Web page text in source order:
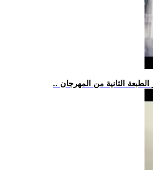
الطبعة الثانية من المهرجان